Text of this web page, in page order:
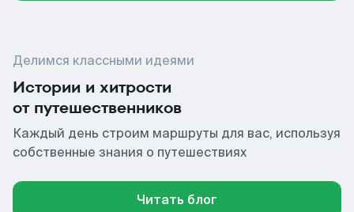
Делимся классными идеями
Истории и хитрости
от путешественников
Каждый день строим маршруты для вас, используя
собственные знания о путешествиях
Читать блог